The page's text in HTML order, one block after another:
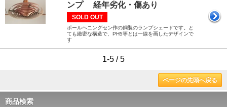
ンプ 経年劣化・傷あり
SOLD OUT
ポールヘニングセン作の銅製のランプシェードです。と
ても緻密な構造で、PH5等とは一線を画したデザインで
す
1-5 / 5
ページの先頭へ戻る
商品検索